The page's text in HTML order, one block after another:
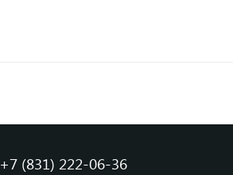
+7 (831) 222-06-36